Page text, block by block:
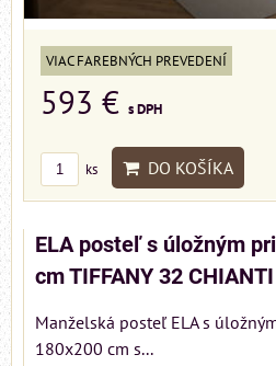
VIAC FAREBNÝCH PREVEDENÍ
593 € s DPH
ks DO KOŠÍKA
ELA posteľ s úložným
cm TIFFANY 32 CHIANTI
Manželská posteľ ELA s
180x200 cm s...